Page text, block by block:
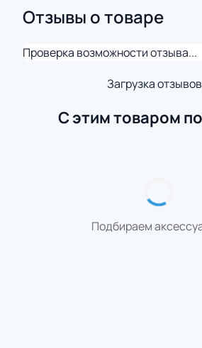
Отзывы о товаре
Проверка возможности отзыва...
Загрузка
С этим товаром
Подбираем